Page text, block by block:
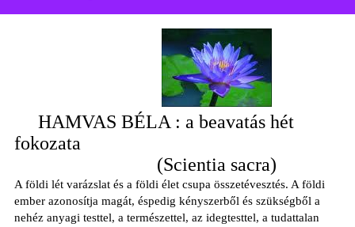
HAMVAS BÉLA : a beavatás hét
fokozata
(Scientia sacra)
A földi lét varázslat és a földi élet csupa összetévesztés. A földi
ember azonosítja magát, éspedig kényszerből és szükségből a
nehéz anyagi testtel, a természettel, az idegtesttel, a tudattalan